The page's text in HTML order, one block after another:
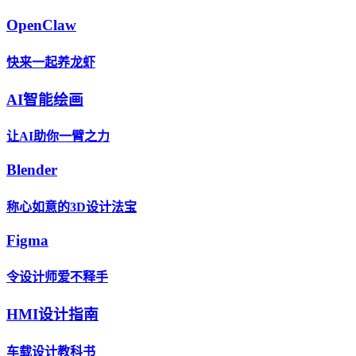
OpenClaw
快来一起养龙虾
AI智能绘画
让AI助你一臂之力
Blender
称心如意的3D设计法宝
Figma
令设计师爱不释手
HMI设计指南
车载设计教科书